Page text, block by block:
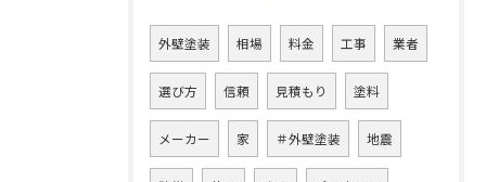
外壁塗装 相場 料金 工事 業者
選び方 信頼 見積もり 塗料
メーカー 家 ＃外壁塗装 地震